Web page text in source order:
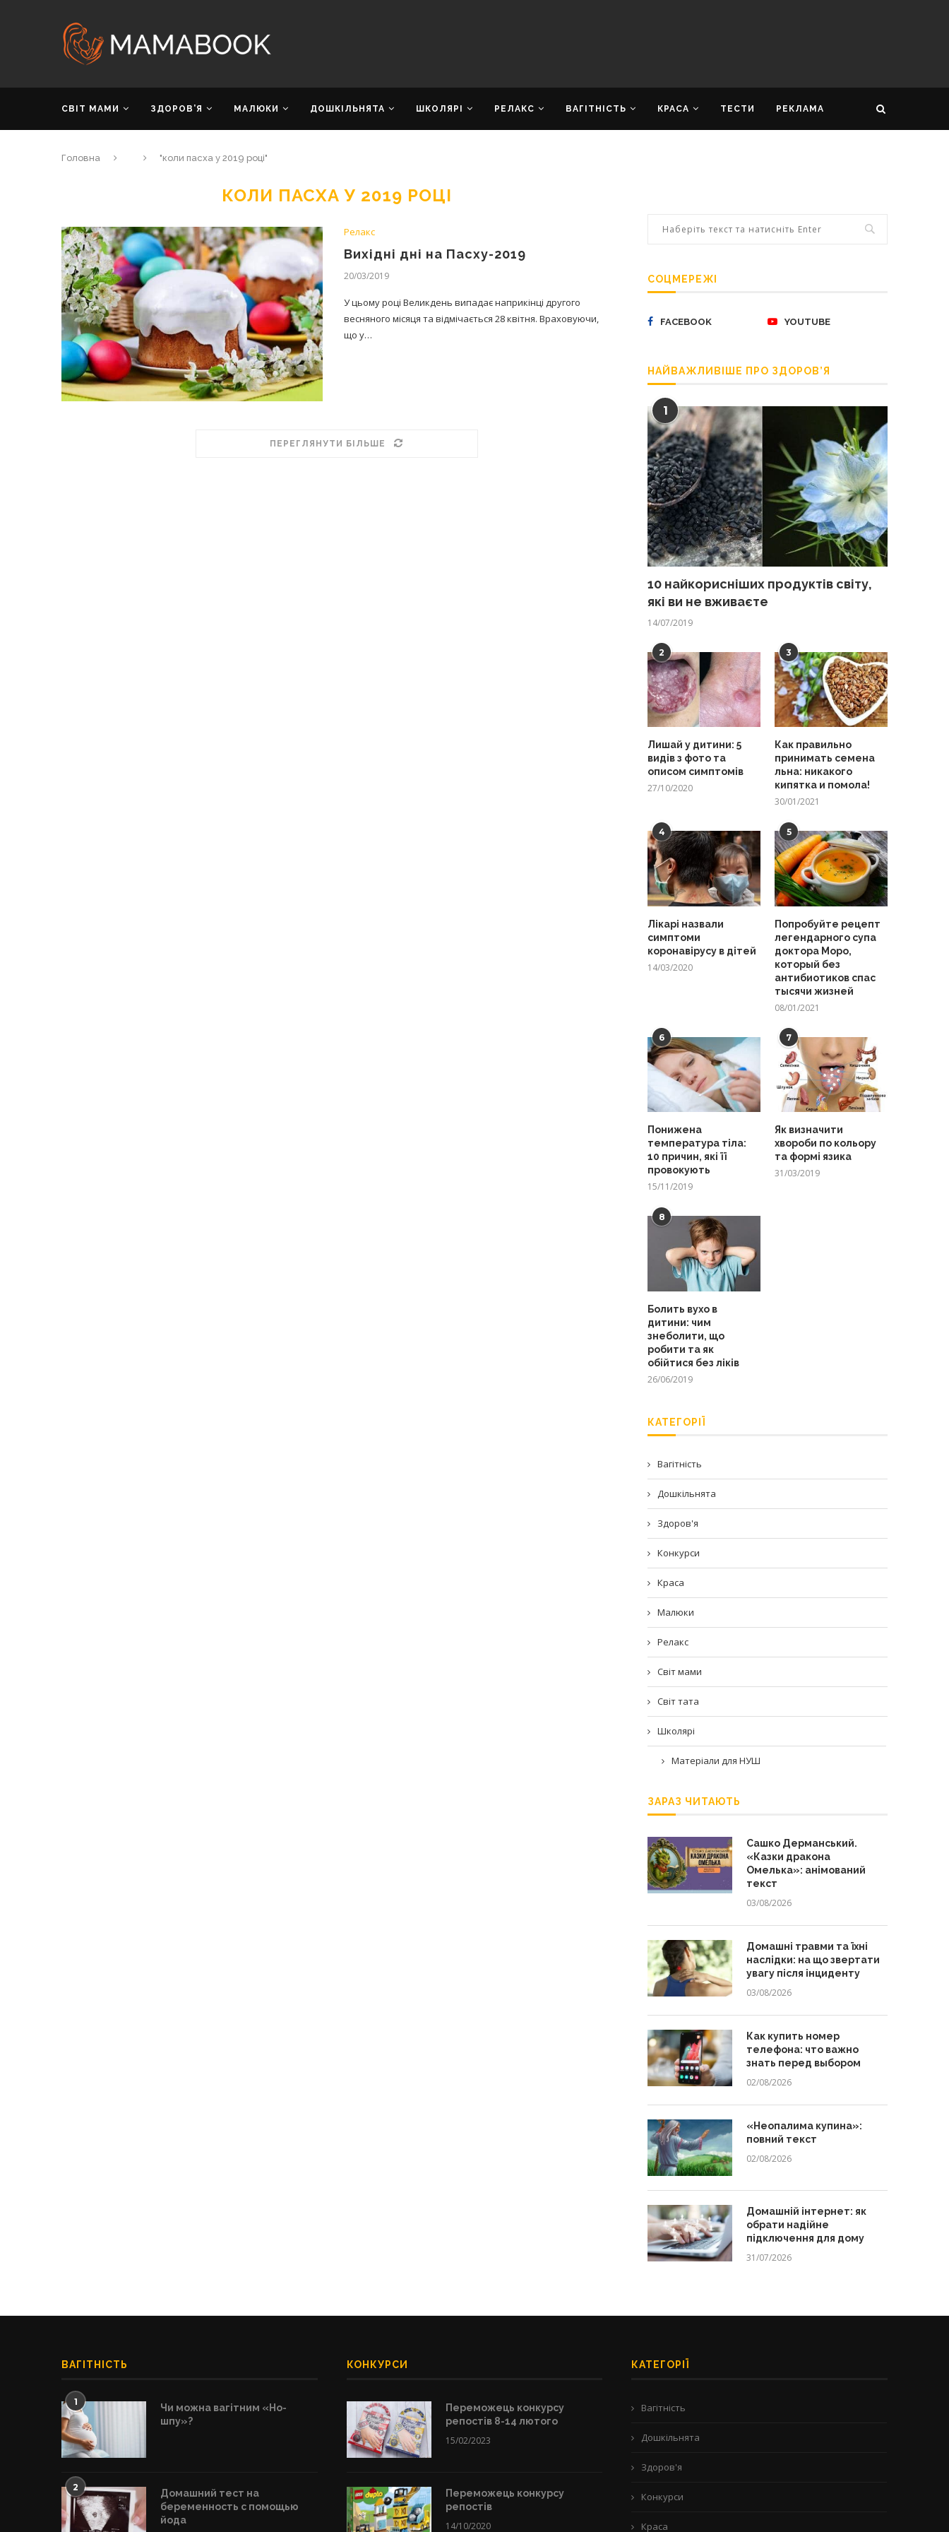
СВІТ МАМИ ЗДОРОВ’Я МАЛЮКИ ДОШКІЛЬНЯТА ШКОЛЯРІ РЕЛАКС ВАГІТНІСТЬ КРАСА ТЕСТИ РЕКЛАМА
Головна "коли пасха у 2019 році"
КОЛИ ПАСХА У 2019 РОЦІ
Релакс
Вихідні дні на Пасху-2019
20/03/2019
У цьому році Великдень випадає наприкінці другого
весняного місяця та відмічається 28 квітня. Враховуючи,
що у…
ПЕРЕГЛЯНУТИ БІЛЬШЕ
СОЦМЕРЕЖІ
FACEBOOK YOUTUBE
НАЙВАЖЛИВІШЕ ПРО ЗДОРОВ’Я
1
10 найкорисніших продуктів світу,
які ви не вживаєте
14/07/2019
2
Лишай у дитини: 5
видів з фото та
описом симптомів
27/10/2020
3
Как правильно
принимать семена
льна: никакого
кипятка и помола!
30/01/2021
4
Лікарі назвали
симптоми
коронавірусу в дітей
14/03/2020
5
Попробуйте рецепт
легендарного супа
доктора Моро,
который без
антибиотиков спас
тысячи жизней
08/01/2021
6
Понижена
температура тіла:
10 причин, які її
провокують
15/11/2019
7
Як визначити
хвороби по кольору
та формі язика
31/03/2019
8
Болить вухо в
дитини: чим
знеболити, що
робити та як
обійтися без ліків
26/06/2019
КАТЕГОРІЇ
Вагітність
Дошкільнята
Здоров'я
Конкурси
Краса
Малюки
Релакс
Світ мами
Світ тата
Школярі
Матеріали для НУШ
ЗАРАЗ ЧИТАЮТЬ
Сашко Дерманський.
«Казки дракона
Омелька»: анімований
текст
03/08/2026
Домашні травми та їхні
наслідки: на що звертати
увагу після інциденту
03/08/2026
Как купить номер
телефона: что важно
знать перед выбором
02/08/2026
«Неопалима купина»:
повний текст
02/08/2026
Домашній інтернет: як
обрати надійне
підключення для дому
31/07/2026
ВАГІТНІСТЬ
1
Чи можна вагітним «Но-
шпу»?
2
Домашний тест на
беременность с помощью
йода
КОНКУРСИ
Переможець конкурсу
репостів 8-14 лютого
15/02/2023
Переможець конкурсу
репостів
14/10/2020
КАТЕГОРІЇ
Вагітність
Дошкільнята
Здоров'я
Конкурси
Краса